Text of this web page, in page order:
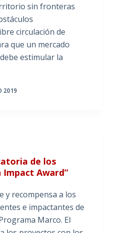
sin fronteras
circulación de
que un mercado
estimular la
2019
de los
Impact Award”
y recompensa a los
e impactantes de
Marco. El